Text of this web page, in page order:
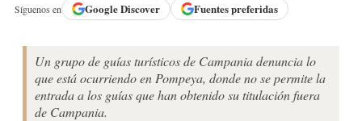
Síguenos en GoogleDiscover Fuentes preferidas
Un grupo de guías turísticos de Campania denuncia lo
que está ocurriendo en Pompeya, donde no se permite la
entrada a los guías que han obtenido su titulación fuera
de Campania.